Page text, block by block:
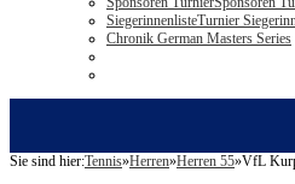
SiegerinnenlisteTurnier
Chronik German Masters Series
Sie sind hier:Tennis»Herren»Herren 55»VfL